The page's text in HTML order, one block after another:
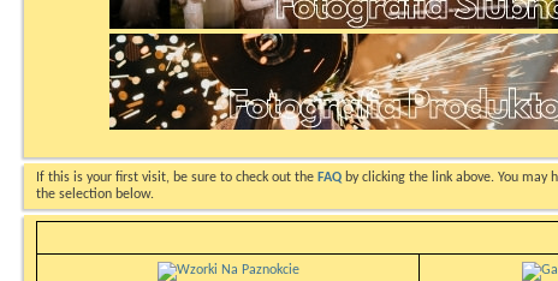
If this is your first visit, be sure to check out the FAQ by clicking the link above. You may
the selection below.